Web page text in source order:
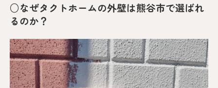
○なぜタクトホームの外壁は熊谷市で選ばれ
るのか？